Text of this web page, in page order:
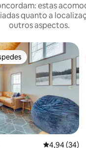
estas
quanto a
outros aspectos.
4,94 de
4,94 (34)